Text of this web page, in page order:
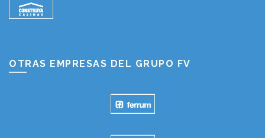
OTRAS EMPRESAS DEL GRUPO FV